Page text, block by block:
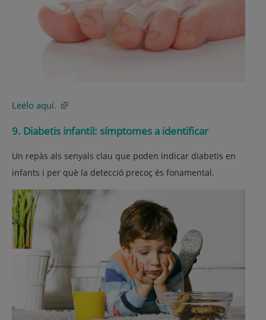
Leélo aquí.
9. Diabetis infantil: símptomes a identificar
Un repàs als senyals clau que poden indicar diabetis en
infants i per què la detecció precoç és fonamental.